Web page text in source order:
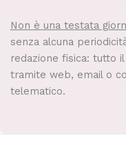
Non è una testata
senza alcuna
redazione fisica: tutto
tramite web, email o
telematico.